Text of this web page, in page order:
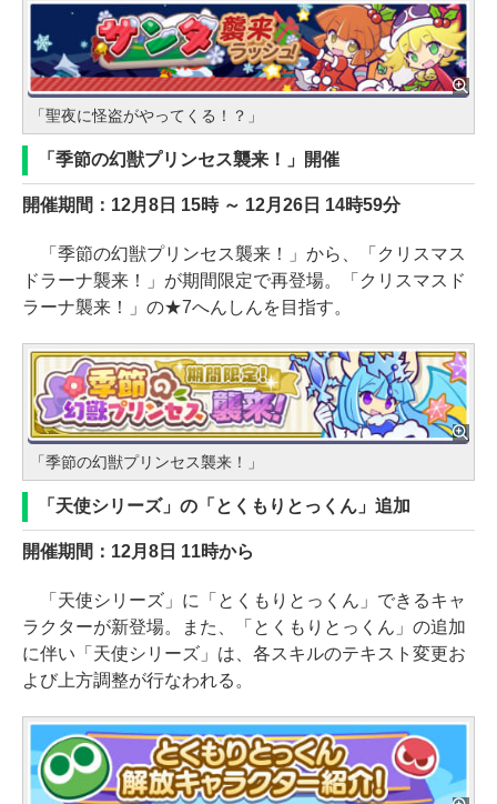
「聖夜に怪盗がやってくる！？」
「季節の幻獣プリンセス襲来！」開催
開催期間：12月8日 15時 ～ 12月26日 14時59分
「季節の幻獣プリンセス襲来！」から、「クリスマス
ドラーナ襲来！」が期間限定で再登場。「クリスマスド
ラーナ襲来！」の★7へんしんを目指す。
「季節の幻獣プリンセス襲来！」
「天使シリーズ」の「とくもりとっくん」追加
開催期間：12月8日 11時から
「天使シリーズ」に「とくもりとっくん」できるキャ
ラクターが新登場。また、「とくもりとっくん」の追加
に伴い「天使シリーズ」は、各スキルのテキスト変更お
よび上方調整が行なわれる。